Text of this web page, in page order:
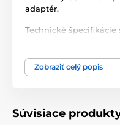
adaptér.
Technické
Príslušenstvo
Zobraziť celý popis
Súvisiace